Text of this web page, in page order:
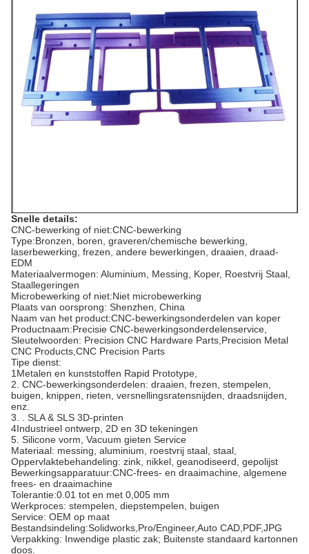
Snelle details:
CNC-bewerking of niet:CNC-bewerking
Type:Bronzen, boren, graveren/chemische bewerking,
laserbewerking, frezen, andere bewerkingen, draaien, draad-
EDM
Materiaalvermogen: Aluminium, Messing, Koper, Roestvrij Staal,
Staallegeringen
Microbewerking of niet:Niet microbewerking
Plaats van oorsprong: Shenzhen, China
Naam van het product:CNC-bewerkingsonderdelen van koper
Productnaam:Precisie CNC-bewerkingsonderdelenservice,
Sleutelwoorden: Precision CNC Hardware Parts,Precision Metal
CNC Products,CNC Precision Parts
Tipe dienst:
1Metalen en kunststoffen Rapid Prototype,
2. CNC-bewerkingsonderdelen: draaien, frezen, stempelen,
buigen, knippen, rieten, versnellingsratensnijden, draadsnijden,
enz.
3. . SLA & SLS 3D-printen
4Industrieel ontwerp, 2D en 3D tekeningen
5. Silicone vorm, Vacuum gieten Service
Materiaal: messing, aluminium, roestvrij staal, staal,
Oppervlaktebehandeling: zink, nikkel, geanodiseerd, gepolijst
Bewerkingsapparatuur:CNC-frees- en draaimachine, algemene
frees- en draaimachine
Tolerantie:0.01 tot en met 0,005 mm
Werkproces: stempelen, diepstempelen, buigen
Service: OEM op maat
Bestandsindeling:Solidworks,Pro/Engineer,Auto CAD,PDF,JPG
Verpakking: Inwendige plastic zak; Buitenste standaard kartonnen
doos.